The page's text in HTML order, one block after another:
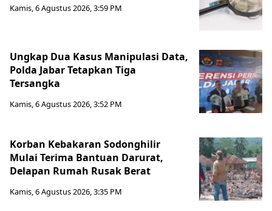
Kamis, 6 Agustus 2026, 3:59 PM
Ungkap Dua Kasus Manipulasi Data,
Polda Jabar Tetapkan Tiga
Tersangka
Kamis, 6 Agustus 2026, 3:52 PM
Korban Kebakaran Sodonghilir
Mulai Terima Bantuan Darurat,
Delapan Rumah Rusak Berat
Kamis, 6 Agustus 2026, 3:35 PM